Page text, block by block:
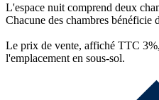
L'espace nuit comprend deux
Chacune des chambres bénéficie
Le prix de vente, affiché TTC
l'emplacement en sous-sol.